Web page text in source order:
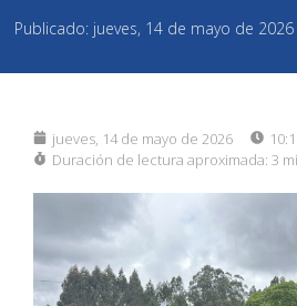
Publicado: jueves, 14 de mayo de 2026
jueves, 14 de mayo de 2026
Duración de lectura aproximada: 3